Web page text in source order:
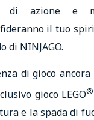
di azione e
il tuo
di NINJAGO.
di gioco
gioco LEGO®
e la spada di